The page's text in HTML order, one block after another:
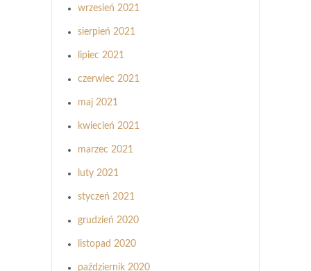
wrzesień 2021
sierpień 2021
lipiec 2021
czerwiec 2021
maj 2021
kwiecień 2021
marzec 2021
luty 2021
styczeń 2021
grudzień 2020
listopad 2020
październik 2020